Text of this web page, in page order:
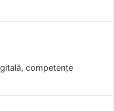
competențe